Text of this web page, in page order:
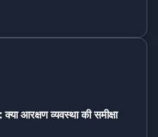
आरक्षण व्यवस्था की समीक्षा